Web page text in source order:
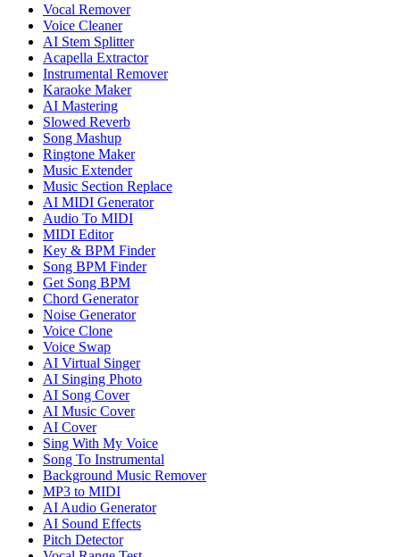
Vocal Remover
Voice Cleaner
AI Stem Splitter
Acapella Extractor
Instrumental Remover
Karaoke Maker
AI Mastering
Slowed Reverb
Song Mashup
Ringtone Maker
Music Extender
Music Section Replace
AI MIDI Generator
Audio To MIDI
MIDI Editor
Key & BPM Finder
Song BPM Finder
Get Song BPM
Chord Generator
Noise Generator
Voice Clone
Voice Swap
AI Virtual Singer
AI Singing Photo
AI Song Cover
AI Music Cover
AI Cover
Sing With My Voice
Song To Instrumental
Background Music Remover
MP3 to MIDI
AI Audio Generator
AI Sound Effects
Pitch Detector